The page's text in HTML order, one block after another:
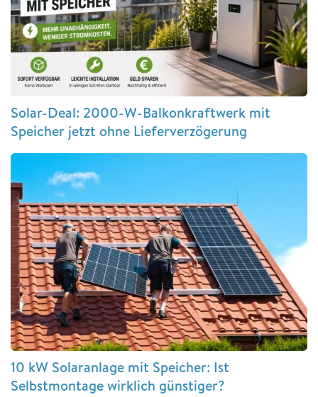
Solar-Deal: 2000-W-Balkonkraftwerk mit
Speicher jetzt ohne Lieferverzögerung
10 kW Solaranlage mit Speicher: Ist
Selbstmontage wirklich günstiger?